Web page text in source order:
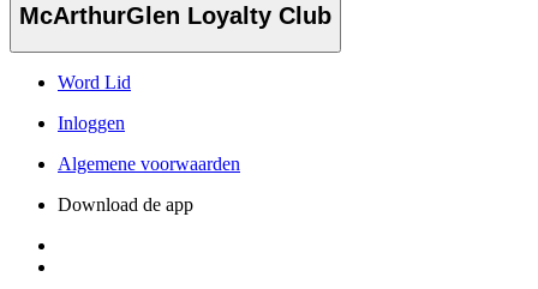
McArthurGlen Loyalty Club
Word Lid
Inloggen
Algemene voorwaarden
Download de app